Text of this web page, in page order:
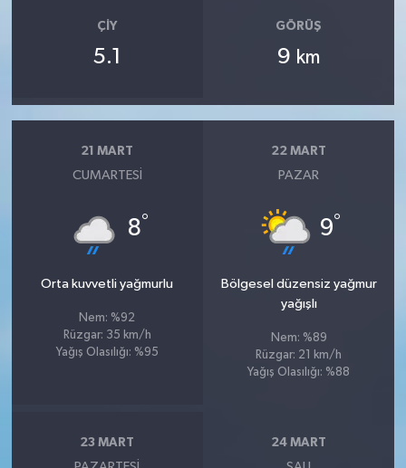
ÇIY
5.1
GÖRÜŞ
9 km
21 MART
CUMARTESI
8°
Orta kuvvetli yağmurlu
Nem: %92
Rüzgar: 35 km/h
Yağış Olasılığı: %95
22 MART
PAZAR
9°
Bölgesel düzensiz yağmur
yağışlı
Nem: %89
Rüzgar: 21 km/h
Yağış Olasılığı: %88
23 MART 24 MART